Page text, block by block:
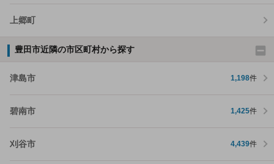
上郷町
豊田市近隣の市区町村から探す
津島市 1,198件
碧南市 1,425件
刈谷市 4,439件